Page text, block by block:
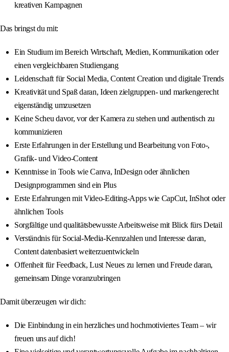
kreativen Kampagnen
Das bringst du mit:
Ein Studium im Bereich Wirtschaft, Medien, Kommunikation oder
einen vergleichbaren Studiengang
Leidenschaft für Social Media, Content Creation und digitale Trends
Kreativität und Spaß daran, Ideen zielgruppen- und markengerecht
eigenständig umzusetzen
Keine Scheu davor, vor der Kamera zu stehen und authentisch zu
kommunizieren
Erste Erfahrungen in der Erstellung und Bearbeitung von Foto-,
Grafik- und Video-Content
Kenntnisse in Tools wie Canva, InDesign oder ähnlichen
Designprogrammen sind ein Plus
Erste Erfahrungen mit Video-Editing-Apps wie CapCut, InShot oder
ähnlichen Tools
Sorgfältige und qualitätsbewusste Arbeitsweise mit Blick fürs Detail
Verständnis für Social-Media-Kennzahlen und Interesse daran,
Content datenbasiert weiterzuentwickeln
Offenheit für Feedback, Lust Neues zu lernen und Freude daran,
gemeinsam Dinge voranzubringen
Damit überzeugen wir dich:
Die Einbindung in ein herzliches und hochmotiviertes Team – wir
freuen uns auf dich!